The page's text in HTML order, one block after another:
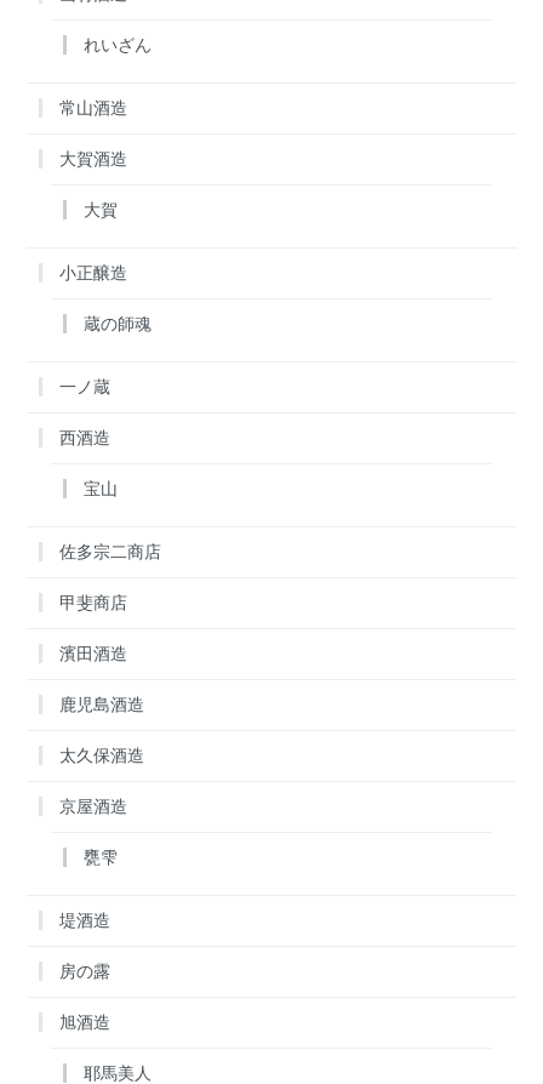
れいざん
常山酒造
大賀酒造
大賀
小正醸造
蔵の師魂
一ノ蔵
西酒造
宝山
佐多宗二商店
甲斐商店
濱田酒造
鹿児島酒造
太久保酒造
京屋酒造
甕雫
堤酒造
房の露
旭酒造
耶馬美人